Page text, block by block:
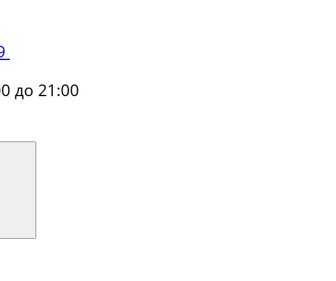
до 21:00